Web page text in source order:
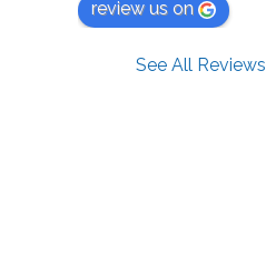
review us on
See All Reviews